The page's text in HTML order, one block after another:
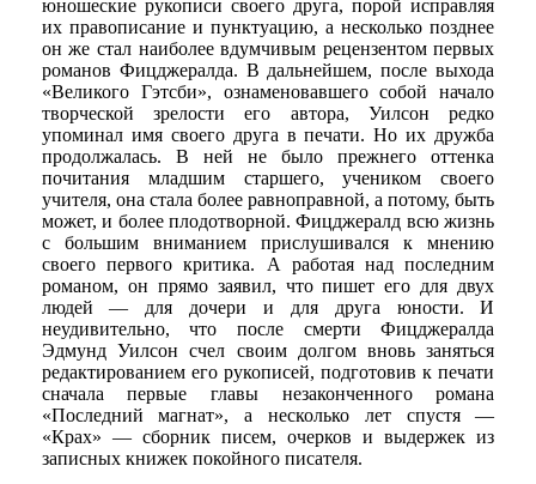
юношеские рукописи своего друга, порой исправляя
их правописание и пунктуацию, а несколько позднее
он же стал наиболее вдумчивым рецензентом первых
романов Фицджералда. В дальнейшем, после выхода
«Великого Гэтсби», ознаменовавшего собой начало
творческой зрелости его автора, Уилсон редко
упоминал имя своего друга в печати. Но их дружба
продолжалась. В ней не было прежнего оттенка
почитания младшим старшего, учеником своего
учителя, она стала более равноправной, а потому, быть
может, и более плодотворной. Фицджералд всю жизнь
с большим вниманием прислушивался к мнению
своего первого критика. А работая над последним
романом, он прямо заявил, что пишет его для двух
людей — для дочери и для друга юности. И
неудивительно, что после смерти Фицджералда
Эдмунд Уилсон счел своим долгом вновь заняться
редактированием его рукописей, подготовив к печати
сначала первые главы незаконченного романа
«Последний магнат», а несколько лет спустя —
«Крах» — сборник писем, очерков и выдержек из
записных книжек покойного писателя.